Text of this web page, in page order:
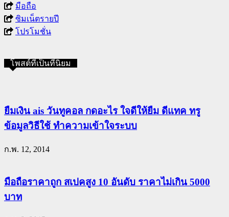
มือถือ
ซิมเน็ตรายปี
โปรโมชั่น
โพสต์ที่เป็นที่นิยม
ยืมเงิน ais วันทูคอล กดอะไร ใจดีให้ยืม ดีแทค ทรู
ข้อมูลวิธีใช้ ทำความเข้าใจระบบ
ก.พ. 12, 2014
มือถือราคาถูก สเปคสูง 10 อันดับ ราคาไม่เกิน 5000
บาท